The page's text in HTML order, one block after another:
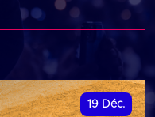
19 Déc.